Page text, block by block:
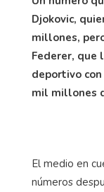
Djokovic,
millones,
Federer, que
deportivo
mil millones
El medio en
números